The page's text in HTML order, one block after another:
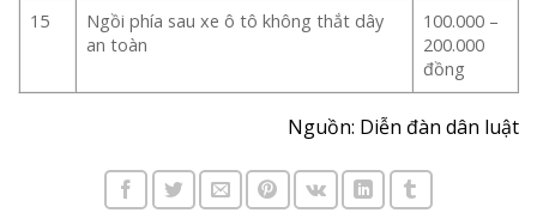
15
Ngồi phía sau xe ô tô không thắt dây
an toàn
100.000 –
200.000
đồng
Nguồn: Diễn đàn dân luật